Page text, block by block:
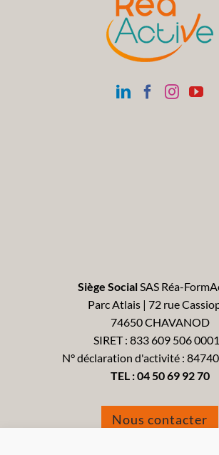
Siège SocialSAS Réa-
Parc Atlais | 72 rue
74650 CHAVANOD
SIRET : 833 609 506
N° déclaration d'activité :
TEL :04 50 69 92 70
Nous contacter